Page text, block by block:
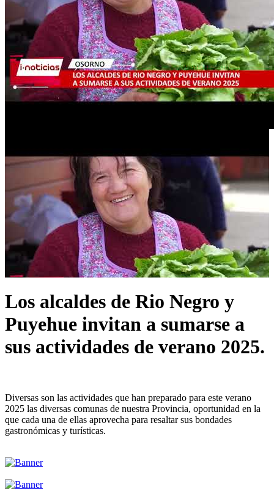
Los alcaldes de Rio Negro y
Puyehue invitan a sumarse a
sus actividades de verano 2025.
Diversas son las actividades que han preparado para este verano
2025 las diversas comunas de nuestra Provincia, oportunidad en la
que cada una de ellas aprovecha para resaltar sus bondades
gastronómicas y turísticas.